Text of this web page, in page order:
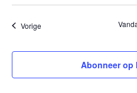
VorigeEvenementen
Abonneer op